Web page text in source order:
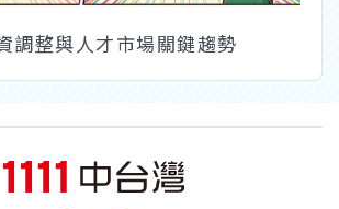
調整與人才市場關鍵趨勢